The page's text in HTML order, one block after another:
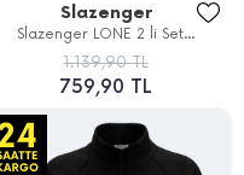
Slazenger
Slazenger LONE 2 li Set...
1.139,90 TL
759,90 TL